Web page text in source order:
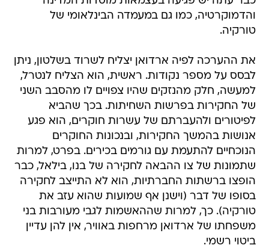
והדמוקרטיה, כמו גם במעמדה הבינלאומי של
טורקיה.
את ההערכה לפיה ארדואן יצליח לשרוד בשלטון, ניתן
לבסס על מספר נקודות. ראשית, הוא הצליח לנטרל,
למעשה, חלק מהנזקים שהיו צפויים לו מהסבב השני
של החקירות בפרשות השחיתות. בכך שהביא
לפיטורים ולהעברתם של עשרות חוקרים, הוא פגע
אנושות בהמשך החקירות, ובנכונות החוקרים
הנוכחיים להתעמת עם גורמים בכירים. בפרט, למרות
שתמונות של צו ההבאה לחקירה של בנו, בילאל, כבר
הופצו ברשתות החברתיות, הוא לא התייצב לחקירה
בסופו של דבר (וישנן אף שמועות שהוא עזב את
טורקיה). כך, למרות שההאשמות לגבי מעורבות בני
משפחתו של ארדואן מרחפות באוויר, אין להן עדיין
ביטוי רשמי.